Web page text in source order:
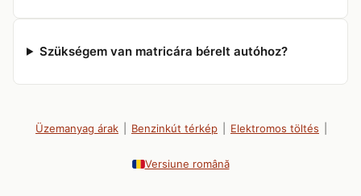
Szükségem van matricára bérelt autóhoz?
Üzemanyag árak Benzinkút térkép Elektromos töltés
Versiune română